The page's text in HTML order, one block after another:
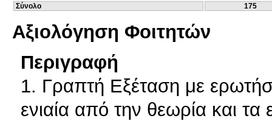
Σύνολο
175
Αξιολόγηση Φοιτητών
Περιγραφή
1. Γραπτή Εξέταση με
ενιαία από την θεωρία και